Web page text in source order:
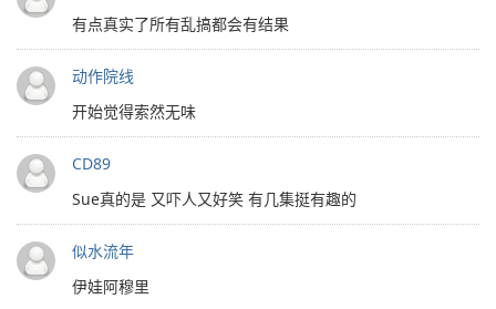
有点真实了所有乱搞都会有结果
动作院线
开始觉得索然无味
CD89
Sue真的是 又吓人又好笑 有几集挺有趣的
似水流年
伊娃阿穆里